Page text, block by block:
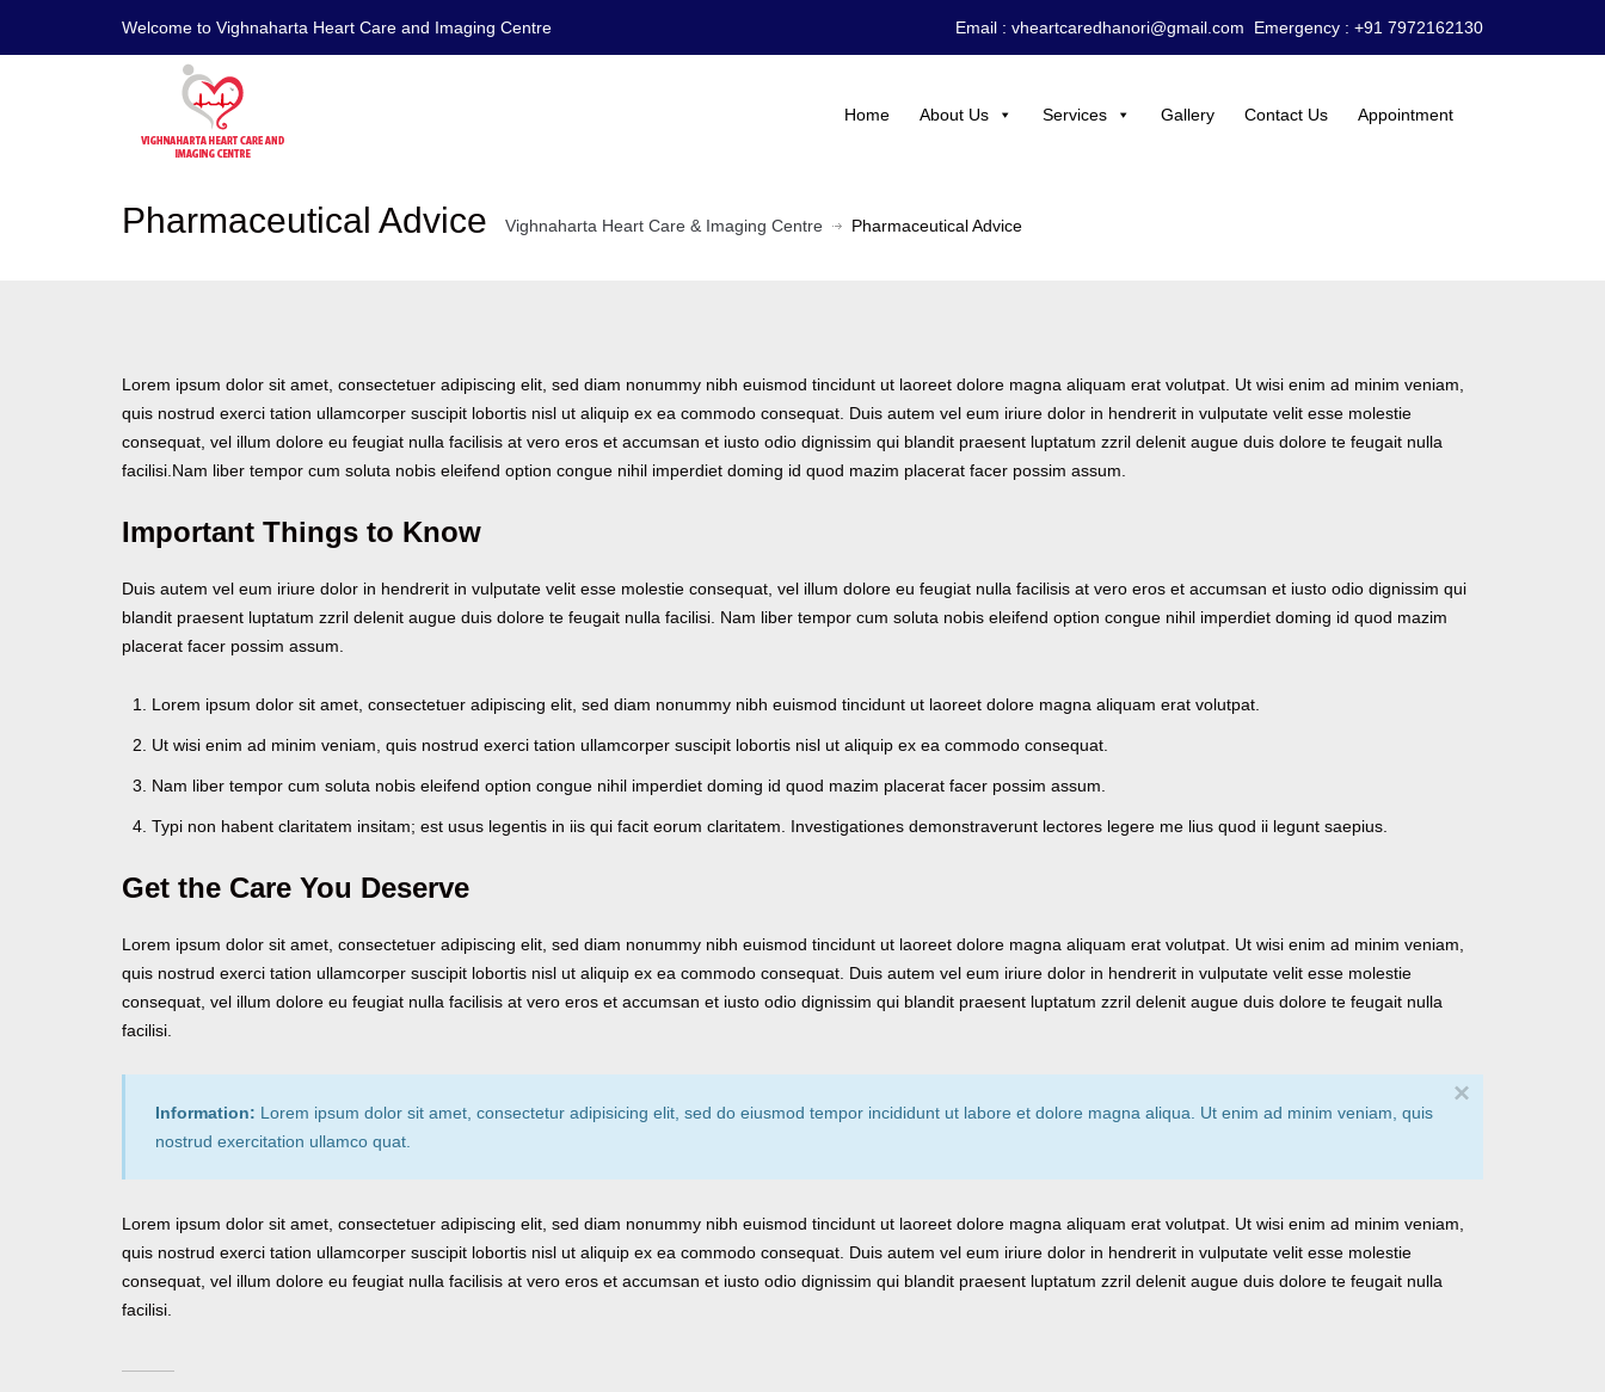
Welcome to Vighnaharta Heart Care and Imaging Centre Email : vheartcaredhanori@gmail.com Emergency : +91 7972162130
Home About Us Services Gallery Contact Us Appointment
Pharmaceutical Advice Vighnaharta Heart Care & Imaging Centre Pharmaceutical Advice
Lorem ipsum dolor sit amet, consectetuer adipiscing elit, sed diam nonummy nibh euismod tincidunt ut laoreet dolore magna aliquam erat volutpat. Ut wisi enim ad minim veniam,
quis nostrud exerci tation ullamcorper suscipit lobortis nisl ut aliquip ex ea commodo consequat. Duis autem vel eum iriure dolor in hendrerit in vulputate velit esse molestie
consequat, vel illum dolore eu feugiat nulla facilisis at vero eros et accumsan et iusto odio dignissim qui blandit praesent luptatum zzril delenit augue duis dolore te feugait nulla
facilisi.Nam liber tempor cum soluta nobis eleifend option congue nihil imperdiet doming id quod mazim placerat facer possim assum.
Important Things to Know
Duis autem vel eum iriure dolor in hendrerit in vulputate velit esse molestie consequat, vel illum dolore eu feugiat nulla facilisis at vero eros et accumsan et iusto odio dignissim qui
blandit praesent luptatum zzril delenit augue duis dolore te feugait nulla facilisi. Nam liber tempor cum soluta nobis eleifend option congue nihil imperdiet doming id quod mazim
placerat facer possim assum.
Lorem ipsum dolor sit amet, consectetuer adipiscing elit, sed diam nonummy nibh euismod tincidunt ut laoreet dolore magna aliquam erat volutpat.
Ut wisi enim ad minim veniam, quis nostrud exerci tation ullamcorper suscipit lobortis nisl ut aliquip ex ea commodo consequat.
Nam liber tempor cum soluta nobis eleifend option congue nihil imperdiet doming id quod mazim placerat facer possim assum.
Typi non habent claritatem insitam; est usus legentis in iis qui facit eorum claritatem. Investigationes demonstraverunt lectores legere me lius quod ii legunt saepius.
Get the Care You Deserve
Lorem ipsum dolor sit amet, consectetuer adipiscing elit, sed diam nonummy nibh euismod tincidunt ut laoreet dolore magna aliquam erat volutpat. Ut wisi enim ad minim veniam,
quis nostrud exerci tation ullamcorper suscipit lobortis nisl ut aliquip ex ea commodo consequat. Duis autem vel eum iriure dolor in hendrerit in vulputate velit esse molestie
consequat, vel illum dolore eu feugiat nulla facilisis at vero eros et accumsan et iusto odio dignissim qui blandit praesent luptatum zzril delenit augue duis dolore te feugait nulla
facilisi.
Information: Lorem ipsum dolor sit amet, consectetur adipisicing elit, sed do eiusmod tempor incididunt ut labore et dolore magna aliqua. Ut enim ad minim veniam, quis
nostrud exercitation ullamco quat.
×
Lorem ipsum dolor sit amet, consectetuer adipiscing elit, sed diam nonummy nibh euismod tincidunt ut laoreet dolore magna aliquam erat volutpat. Ut wisi enim ad minim veniam,
quis nostrud exerci tation ullamcorper suscipit lobortis nisl ut aliquip ex ea commodo consequat. Duis autem vel eum iriure dolor in hendrerit in vulputate velit esse molestie
consequat, vel illum dolore eu feugiat nulla facilisis at vero eros et accumsan et iusto odio dignissim qui blandit praesent luptatum zzril delenit augue duis dolore te feugait nulla
facilisi.